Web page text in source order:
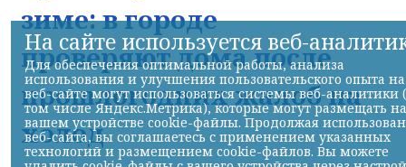
зиме: в городе
проверяют дома после
прошлогодних жалоб на
холод
На сайте используется веб-
Для обеспечения оптимальной работы, анализа
использования и улучшения пользовательского опыта на
веб-сайте могут использоваться системы веб-аналитики
том числе Яндекс.Метрика), которые могут размещать на
вашем устройстве cookie-файлы. Продолжая
веб-сайта, вы соглашаетесь с применением указанных
технологий и размещением cookie-файлов. Вы можете